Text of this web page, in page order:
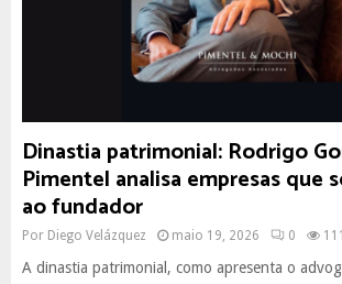
Dinastia patrimonial: Rodrigo
Pimentel analisa empresas que
ao fundador
Por Diego Velázquez maio 19, 2026 0 111
A dinastia patrimonial, como apresenta o